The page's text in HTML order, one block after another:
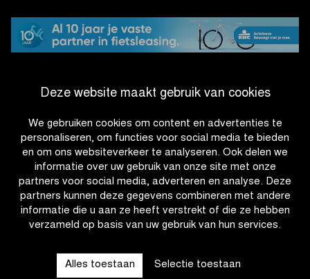
Deze website maakt gebruik van cookies
We gebruiken cookies om content en advertenties te
personaliseren, om functies voor social media te bieden
en om ons websiteverkeer te analyseren. Ook delen we
informatie over uw gebruik van onze site met onze
partners voor social media, adverteren en analyse. Deze
partners kunnen deze gegevens combineren met andere
informatie die u aan ze heeft verstrekt of die ze hebben
verzameld op basis van uw gebruik van hun services.
Alles toestaan Selectie toestaan
af
in
Omloop
Nieuwsblad